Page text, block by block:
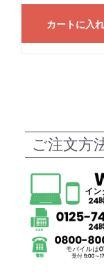
カートに入
ご注文方